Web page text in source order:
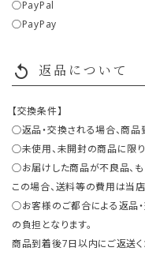
○PayPal
○PayPay
replay 返品について
【交換条件】
○返品・交換される場合、商品
○未使用、未開封の商品に限り
○お届けした商品が不良品、も
この場合、送料等の費用は当
○お客様のご都合による返品
の負担となります。
商品到着後7日以内にご返送く